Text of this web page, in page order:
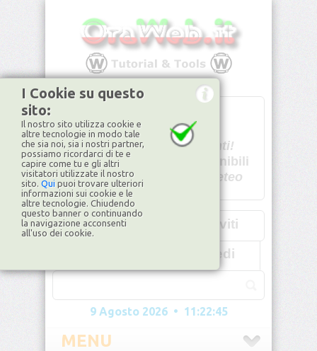
U - -
Spiacenti!
non disponibili
Dati meteo
©2026ilMeteo.it
Iscriviti
Accedi
9 Agosto 2026 • 11:22:46
MENU
I Cookie su questo
sito:
Il nostro sito utilizza cookie e
altre tecnologie in modo tale
che sia noi, sia i nostri partner,
possiamo ricordarci di te e
capire come tu e gli altri
visitatori utilizzate il nostro
sito. Qui puoi trovare ulteriori
informazioni sui cookie e le
altre tecnologie. Chiudendo
questo banner o continuando
la navigazione acconsenti
all'uso dei cookie.